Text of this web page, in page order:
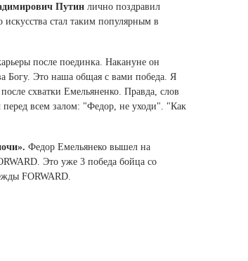
Ненецкий автономный округ
Путин лично поздравил
стал таким популярным в
после поединка. Накануне он
Богу. Это наша общая с вами победа. Я
схватки Емельяненко. Правда, слов
перед всем залом: "Федор, не уходи". "Как
Федор Емельянеко вышел на
Это уже 3 победа бойца со
FORWARD.